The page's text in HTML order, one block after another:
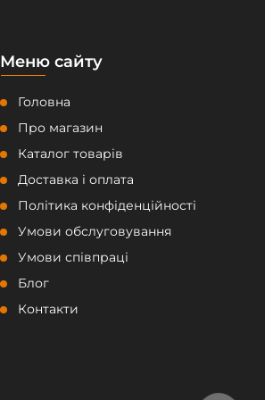
Меню сайту
Головна
Про магазин
Каталог товарів
Доставка і оплата
Політика конфіденційності
Умови обслуговування
Умови співпраці
Блог
Контакти